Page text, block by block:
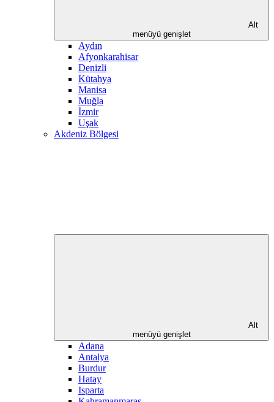
Alt
menüyü genişlet
Aydın
Afyonkarahisar
Denizli
Kütahya
Manisa
Muğla
İzmir
Uşak
Akdeniz Bölgesi
Alt
menüyü genişlet
Adana
Antalya
Burdur
Hatay
Isparta